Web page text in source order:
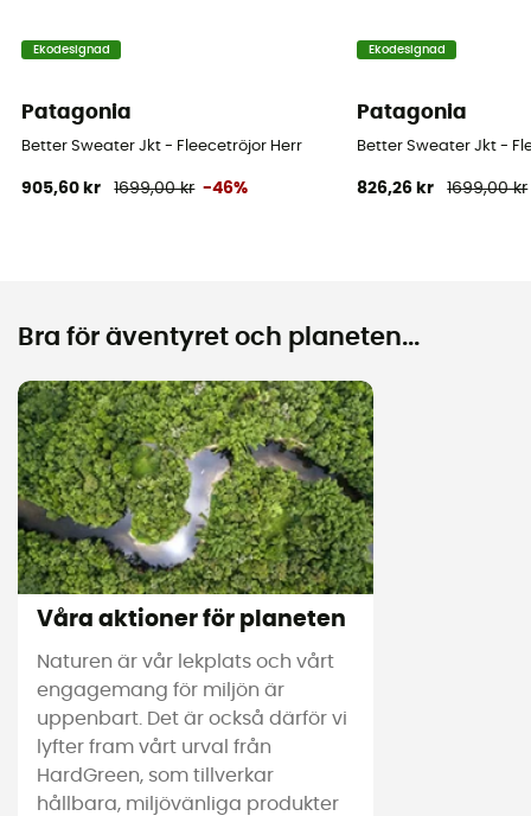
Ekodesignad
Patagonia
Better Sweater Jkt - Fleecetröjor Herr
905,60 kr 1699,00 kr -46%
Ekodesignad
Patagonia
Better Sweater Jkt -
826,26 kr 1699,00 kr
Bra för äventyret och planeten...
Våra aktioner för planeten
Naturen är vår lekplats och vårt
engagemang för miljön är
uppenbart. Det är också därför vi
lyfter fram vårt urval från
HardGreen, som tillverkar
hållbara, miljövänliga produkter